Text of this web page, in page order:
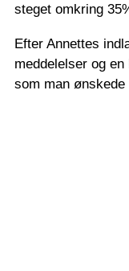
steget omkring
Efter Annettes
meddelelser og
som man